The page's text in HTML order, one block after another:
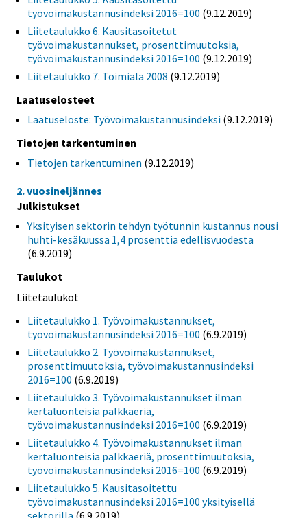
työvoimakustannusindeksi 2016=100 (9.12.2019)
Liitetaulukko 6. Kausitasoitetut
työvoimakustannukset, prosenttimuutoksia,
työvoimakustannusindeksi 2016=100 (9.12.2019)
Liitetaulukko 7. Toimiala 2008 (9.12.2019)
Laatuselosteet
Laatuseloste: Työvoimakustannusindeksi (9.12.2019)
Tietojen tarkentuminen
Tietojen tarkentuminen (9.12.2019)
2. vuosineljännes
Julkistukset
Yksityisen sektorin tehdyn työtunnin kustannus nousi
huhti-kesäkuussa 1,4 prosenttia edellisvuodesta
(6.9.2019)
Taulukot
Liitetaulukot
Liitetaulukko 1. Työvoimakustannukset,
työvoimakustannusindeksi 2016=100 (6.9.2019)
Liitetaulukko 2. Työvoimakustannukset,
prosenttimuutoksia, työvoimakustannusindeksi
2016=100 (6.9.2019)
Liitetaulukko 3. Työvoimakustannukset ilman
kertaluonteisia palkkaeriä,
työvoimakustannusindeksi 2016=100 (6.9.2019)
Liitetaulukko 4. Työvoimakustannukset ilman
kertaluonteisia palkkaeriä, prosenttimuutoksia,
työvoimakustannusindeksi 2016=100 (6.9.2019)
Liitetaulukko 5. Kausitasoitettu
työvoimakustannusindeksi 2016=100 yksityisellä
sektorilla (6.9.2019)